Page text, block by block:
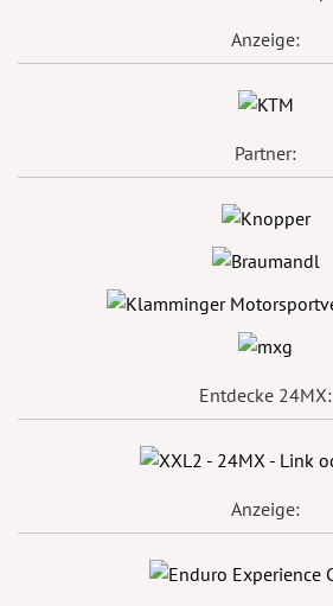
Anzeige:
Partner:
Entdecke 24MX:
Anzeige: